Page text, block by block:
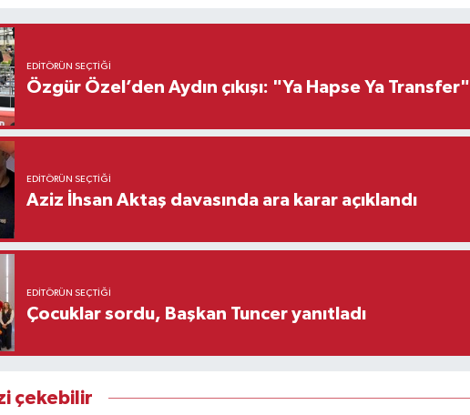
EDITÖRÜN SEÇTIĞI
Özgür Özel’den Aydın çıkışı: "Ya Hapse Ya Transfer"
EDITÖRÜN SEÇTIĞI
Aziz İhsan Aktaş davasında ara karar açıklandı
EDITÖRÜN SEÇTIĞI
Çocuklar sordu, Başkan Tuncer yanıtladı
çekebilir